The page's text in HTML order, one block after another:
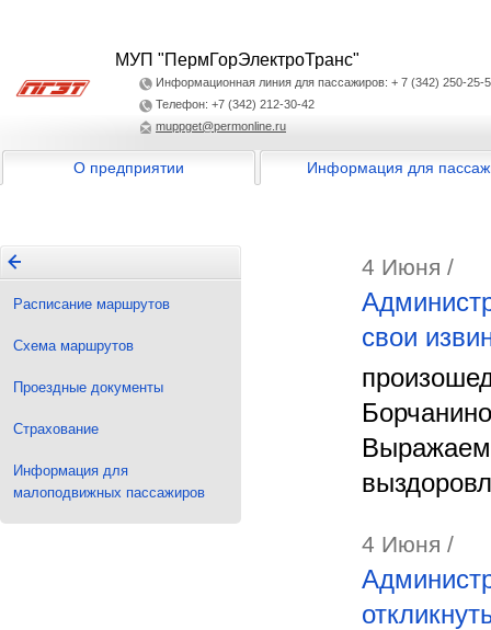
МУП "ПермГорЭлектроТранс"
Информационная линия для пассажиров: + 7 (342) 250-25-
Телефон: +7 (342) 212-30-42
muppget@permonline.ru
О предприятии Информация для
Расписание маршрутов
Схема маршрутов
Проездные документы
Страхование
Информация для
малоподвижных пассажиров
4 Июня /
свои
4 Июня /